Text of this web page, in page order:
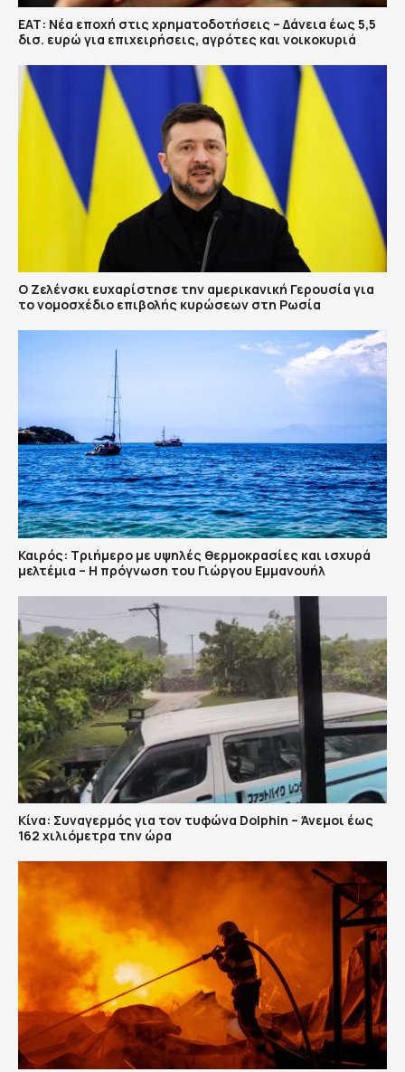
ΕΑΤ: Νέα εποχή στις χρηματοδοτήσεις – Δάνεια έως 5,5
δισ. ευρώ για επιχειρήσεις, αγρότες και νοικοκυριά
Ο Ζελένσκι ευχαρίστησε την αμερικανική Γερουσία για
το νομοσχέδιο επιβολής κυρώσεων στη Ρωσία
Καιρός: Τριήμερο με υψηλές θερμοκρασίες και ισχυρά
μελτέμια – Η πρόγνωση του Γιώργου Εμμανουήλ
Κίνα: Συναγερμός για τον τυφώνα Dolphin – Άνεμοι έως
162 χιλιόμετρα την ώρα